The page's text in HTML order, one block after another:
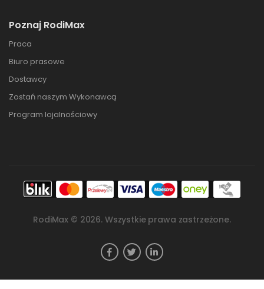
Poznaj RodiMax
Praca
Biuro prasowe
Dostawcy
Zostań naszym Wykonawcą
Program lojalnościowy
RodiMax © 2026. Wszystkie prawa zastrzeżone.